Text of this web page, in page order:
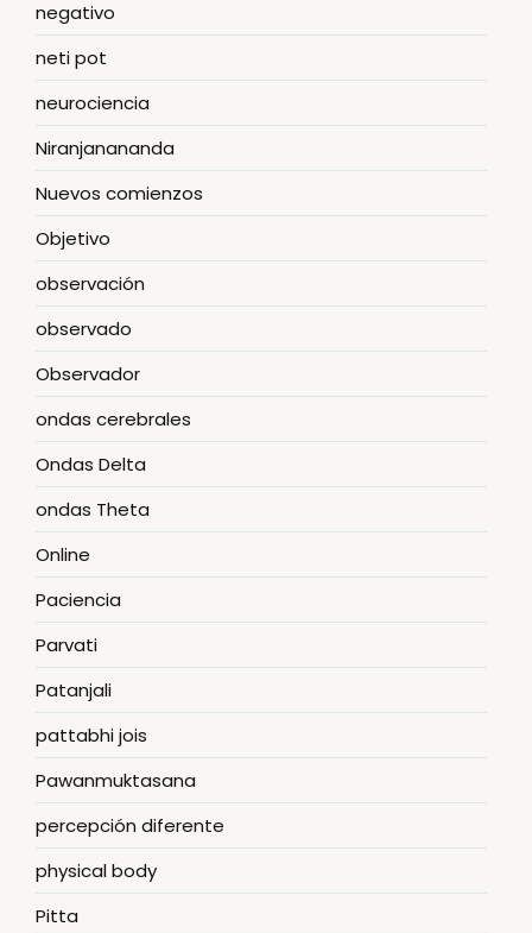
negativo
neti pot
neurociencia
Niranjanananda
Nuevos comienzos
Objetivo
observación
observado
Observador
ondas cerebrales
Ondas Delta
ondas Theta
Online
Paciencia
Parvati
Patanjali
pattabhi jois
Pawanmuktasana
percepción diferente
physical body
Pitta